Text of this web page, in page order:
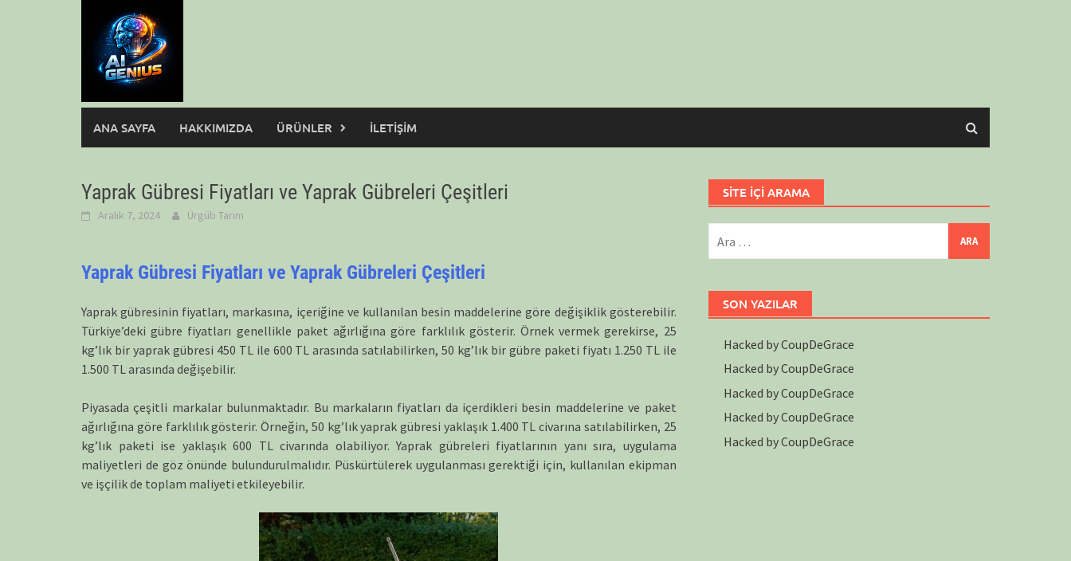
ANA SAYFA HAKKIMIZDA ÜRÜNLER İLETİŞİM
Yaprak Gübresi Fiyatları ve Yaprak Gübreleri Çeşitleri
Aralık 7, 2024 Ürgüb Tarım
Yaprak Gübresi Fiyatları ve Yaprak Gübreleri Çeşitleri
Yaprak gübresinin fiyatları, markasına, içeriğine ve kullanılan besin maddelerine göre değişiklik gösterebilir.
Türkiye’deki gübre fiyatları genellikle paket ağırlığına göre farklılık gösterir. Örnek vermek gerekirse, 25
kg’lık bir yaprak gübresi 450 TL ile 600 TL arasında satılabilirken, 50 kg’lık bir gübre paketi fiyatı 1.250 TL ile
1.500 TL arasında değişebilir​.
Piyasada çeşitli markalar bulunmaktadır. Bu markaların fiyatları da içerdikleri besin maddelerine ve paket
ağırlığına göre farklılık gösterir. Örneğin, 50 kg’lık yaprak gübresi yaklaşık 1.400 TL civarına satılabilirken, 25
kg’lık paketi ise yaklaşık 600 TL civarında olabiliyor​. Yaprak gübreleri fiyatlarının yanı sıra, uygulama
maliyetleri de göz önünde bulundurulmalıdır. Püskürtülerek uygulanması gerektiği için, kullanılan ekipman
ve işçilik de toplam maliyeti etkileyebilir.
SİTE İÇİ ARAMA
SON YAZILAR
Hacked by CoupDeGrace
Hacked by CoupDeGrace
Hacked by CoupDeGrace
Hacked by CoupDeGrace
Hacked by CoupDeGrace